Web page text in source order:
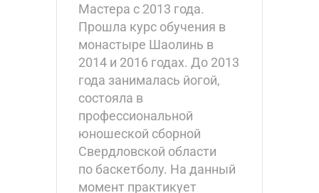
Мастера с 2013 года.
Прошла курс обучения в
монастыре Шаолинь в
2014 и 2016 годах. До 2013
года занималась йогой,
состояла в
профессиональной
юношеской сборной
Свердловской области
по баскетболу. На данный
момент практикует